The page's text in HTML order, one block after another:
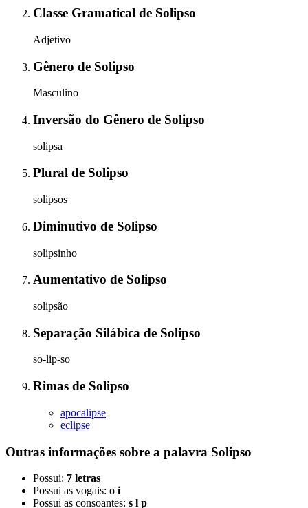
Classe Gramatical de Solipso
Adjetivo
Gênero de Solipso
Masculino
Inversão do Gênero de Solipso
solipsa
Plural de Solipso
solipsos
Diminutivo de Solipso
solipsinho
Aumentativo de Solipso
solipsão
Separação Silábica de Solipso
so-lip-so
Rimas de Solipso
apocalipse
eclipse
Outras informações sobre a palavra Solipso
Possui: 7 letras
Possui as vogais: o i
Possui as consoantes: s l p